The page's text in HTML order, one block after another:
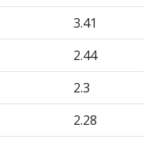
3.41
2.44
2.3
2.28